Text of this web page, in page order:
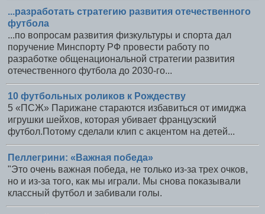
...разработать стратегию развития отечественного
футбола
...по вопросам развития физкультуры и спорта дал
поручение Минспорту РФ провести работу по
разработке общенациональной стратегии развития
отечественного футбола до 2030-го...
10 футбольных роликов к Рождеству
5 «ПСЖ» Парижане стараются избавиться от имиджа
игрушки шейхов, которая убивает французский
футбол.Потому сделали клип с акцентом на детей...
Пеллегрини: «Важная победа»
"Это очень важная победа, не только из-за трех очков,
но и из-за того, как мы играли. Мы снова показывали
классный футбол и забивали голы.